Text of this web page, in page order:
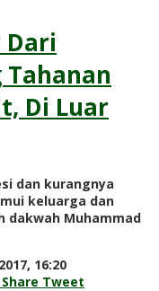
Tahanan
Di Luar
dan kurangnya
keluarga dan
dakwah Muhammad
16:20
by
Share Tweet